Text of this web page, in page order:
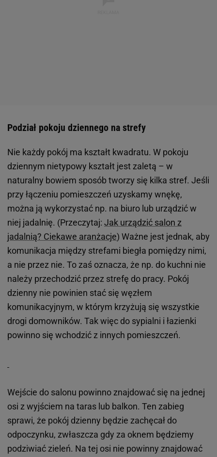
Podział pokoju dziennego na strefy
Nie każdy pokój ma kształt kwadratu. W pokoju
dziennym nietypowy kształt jest zaletą – w
naturalny bowiem sposób tworzy się kilka stref. Jeśli
przy łączeniu pomieszczeń uzyskamy wnękę,
można ją wykorzystać np. na biuro lub urządzić w
niej jadalnię. (Przeczytaj: Jak urządzić salon z
jadalnią? Ciekawe aranżacje) Ważne jest jednak, aby
komunikacja między strefami biegła pomiędzy nimi,
a nie przez nie. To zaś oznacza, że np. do kuchni nie
należy przechodzić przez strefę do pracy. Pokój
dzienny nie powinien stać się węzłem
komunikacyjnym, w którym krzyżują się wszystkie
drogi domowników. Tak więc do sypialni i łazienki
powinno się wchodzić z innych pomieszczeń.
Wejście do salonu powinno znajdować się na jednej
osi z wyjściem na taras lub balkon. Ten zabieg
sprawi, że pokój dzienny będzie zachęcał do
odpoczynku, zwłaszcza gdy za oknem będziemy
podziwiać zieleń. Na tej osi nie powinny znajdować